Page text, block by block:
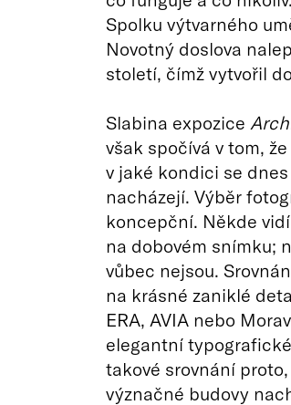
Spolku výtvarného
Novotný doslova
století, čímž vytvořil
Slabina expozice
však spočívá v tom,
v jaké kondici se
nacházejí. Výběr
koncepční. Někde
na dobovém snímku;
vůbec nejsou.
na krásné zaniklé
ERA, AVIA nebo
elegantní
takové srovnání
význačné budovy